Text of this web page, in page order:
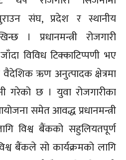
संघ, प्रदेश र स्थानीय
। प्रधानमन्त्री रोजगारी
विविध टिक्काटिप्पणी भए
वैदेशिक ऋण अनुत्पादक क्षेत्रमा
गरेको छ । युवा रोजगारीका
समेत आवद्ध प्रधानमन्त्री
विश्व बैंकको सहुलियतपूर्ण
बैंकले सो कार्यक्रमको लागि